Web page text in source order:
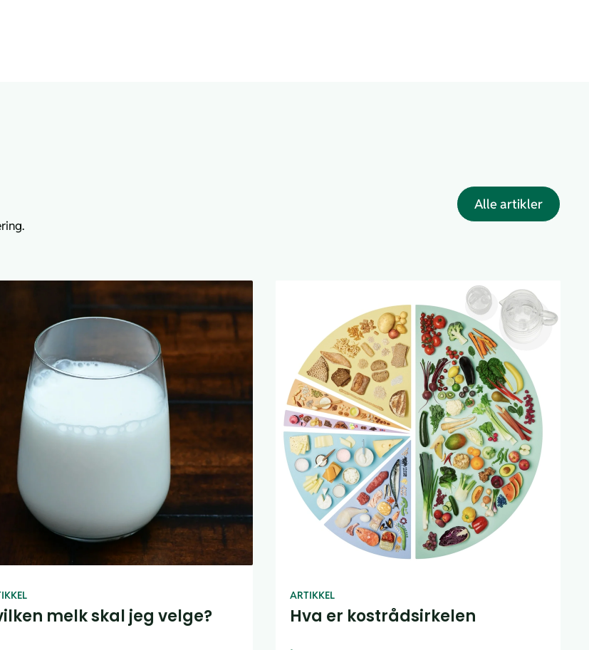
Alle artikler
melk skal jeg velge?
ARTIKKEL
Hva er kostrådsirkelen